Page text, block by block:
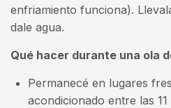
enfriamiento funciona).
dale agua.
Qué hacer durante una ola
Permanecé en lugares
acondicionado entre las